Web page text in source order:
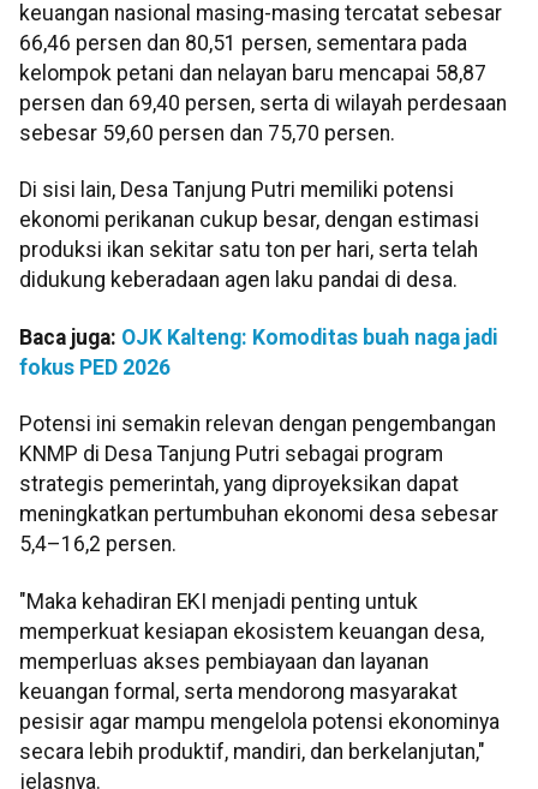
keuangan nasional masing-masing tercatat sebesar
66,46 persen dan 80,51 persen, sementara pada
kelompok petani dan nelayan baru mencapai 58,87
persen dan 69,40 persen, serta di wilayah perdesaan
sebesar 59,60 persen dan 75,70 persen.
Di sisi lain, Desa Tanjung Putri memiliki potensi
ekonomi perikanan cukup besar, dengan estimasi
produksi ikan sekitar satu ton per hari, serta telah
didukung keberadaan agen laku pandai di desa.
Baca juga: OJK Kalteng: Komoditas buah naga jadi
fokus PED 2026
Potensi ini semakin relevan dengan pengembangan
KNMP di Desa Tanjung Putri sebagai program
strategis pemerintah, yang diproyeksikan dapat
meningkatkan pertumbuhan ekonomi desa sebesar
5,4–16,2 persen.
"Maka kehadiran EKI menjadi penting untuk
memperkuat kesiapan ekosistem keuangan desa,
memperluas akses pembiayaan dan layanan
keuangan formal, serta mendorong masyarakat
pesisir agar mampu mengelola potensi ekonominya
secara lebih produktif, mandiri, dan berkelanjutan,"
jelasnya.